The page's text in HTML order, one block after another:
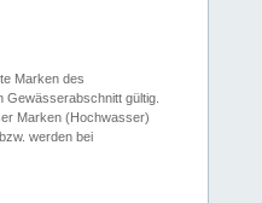
Marken des
Gewässerabschnitt gültig.
Marken (Hochwasser)
werden bei